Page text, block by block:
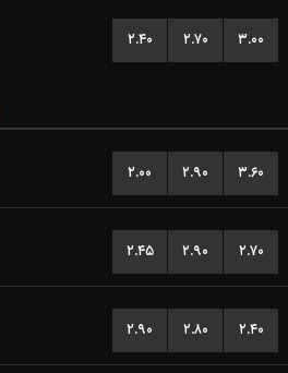
۲.۴۰ ۲.۷۰ ۳.۰۰
۲.۰۰ ۲.۹۰ ۳.۶۰
۲.۴۵ ۲.۹۰ ۲.۷۰
۲.۹۰ ۲.۸۰ ۲.۴۰